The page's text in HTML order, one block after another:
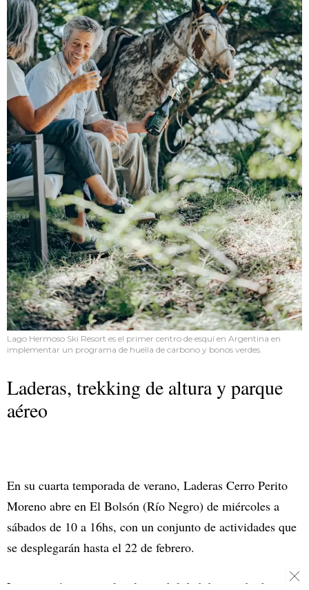
Lago Hermoso Ski Resort es el primer centro de esquí en Argentina en
implementar un programa de huella de carbono y bonos verdes.
Laderas, trekking de altura y parque
aéreo
En su cuarta temporada de verano, Laderas Cerro Perito
Moreno abre en El Bolsón (Río Negro) de miércoles a
sábados de 10 a 16hs, con un conjunto de actividades que
se desplegarán hasta el 22 de febrero.
La atracción principal es la posibilidad de acceder hasta la